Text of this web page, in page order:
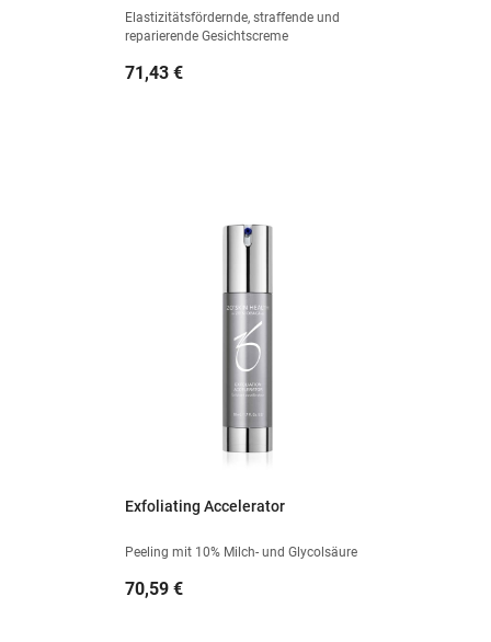
Elastizitätsfördernde, straffende und
reparierende Gesichtscreme
Preis
71,43 €
Exfoliating Accelerator
Peeling mit 10% Milch- und Glycolsäure
Preis
70,59 €